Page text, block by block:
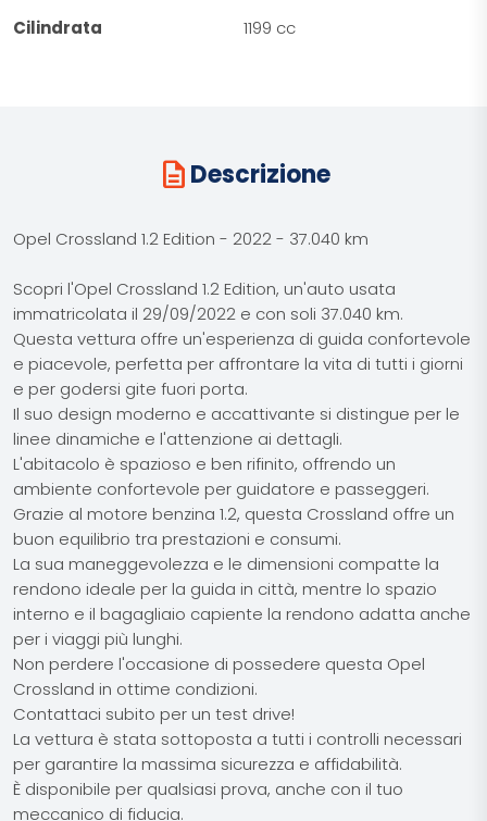
Cilindrata
1199 cc
descriptionDescrizione
Opel Crossland 1.2 Edition - 2022 - 37.040 km
Scopri l'Opel Crossland 1.2 Edition, un'auto usata
immatricolata il 29/09/2022 e con soli 37.040 km.
Questa vettura offre un'esperienza di guida confortevole
e piacevole, perfetta per affrontare la vita di tutti i giorni
e per godersi gite fuori porta.
Il suo design moderno e accattivante si distingue per le
linee dinamiche e l'attenzione ai dettagli.
L'abitacolo è spazioso e ben rifinito, offrendo un
ambiente confortevole per guidatore e passeggeri.
Grazie al motore benzina 1.2, questa Crossland offre un
buon equilibrio tra prestazioni e consumi.
La sua maneggevolezza e le dimensioni compatte la
rendono ideale per la guida in città, mentre lo spazio
interno e il bagagliaio capiente la rendono adatta anche
per i viaggi più lunghi.
Non perdere l'occasione di possedere questa Opel
Crossland in ottime condizioni.
Contattaci subito per un test drive!
La vettura è stata sottoposta a tutti i controlli necessari
per garantire la massima sicurezza e affidabilità.
È disponibile per qualsiasi prova, anche con il tuo
meccanico di fiducia.